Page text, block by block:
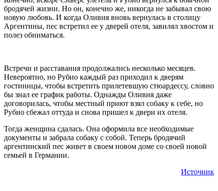
бродячей жизни. Но он, конечно же, никогда не забывал свою
новую любовь. И когда Оливия вновь вернулась в столицу
Аргентины, пес встретил ее у дверей отеля, завилял хвостом и
полез обниматься.
Встречи и расставания продолжались несколько месяцев.
Невероятно, но Рубио каждый раз приходил к дверям
гостиницы, чтобы встретить прилетевшую стюардессу, словно
бы знал ее график работы. Однажды Оливия даже
договорилась, чтобы местный приют взял собаку к себе, но
Рубио сбежал оттуда и снова пришел к двери их отеля.
Тогда женщина сдалась. Она оформила все необходимые
документы и забрала собаку с собой. Теперь бродячий
аргентинский пес живет в своем новом доме со своей новой
семьей в Германии.
Источник